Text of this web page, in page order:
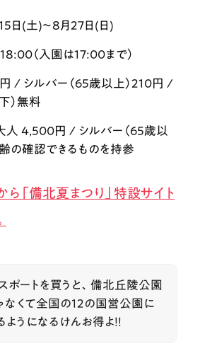
日(土)〜8月27日(日)
（入園は17:00まで）
/ シルバー（65歳以上）210円 /
）無料
人 4,500円 / シルバー（65歳以
の確認できるものを持参
「備北夏まつり」特設サイト
ポートを買うと、備北丘陵公園
なくて全国の12の国営公園に
うになるけんお得よ！！